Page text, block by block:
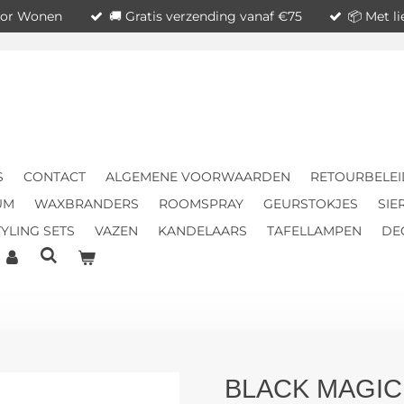
Wonen 🚚 Gratis verzending vanaf €75 📦 Met
CONTACT ALGEMENE VOORWAARDEN
WAXBRANDERS ROOMSPRAY GEURSTOKJES
SETS
VAZEN KANDELAARS TAFELLAMPEN
BLACK MAGIC